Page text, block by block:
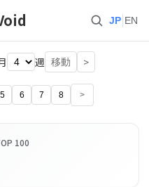
JP EN
週 移動 >
5 6 7 8 >
100